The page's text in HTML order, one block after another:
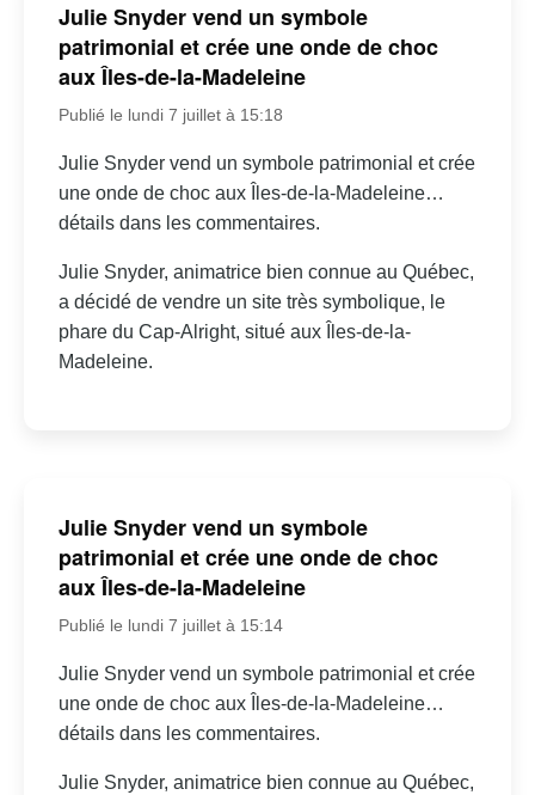
Julie Snyder vend un symbole
patrimonial et crée une onde de choc
aux Îles-de-la-Madeleine
Publié le lundi 7 juillet à 15:18
Julie Snyder vend un symbole patrimonial et crée
une onde de choc aux Îles-de-la-Madeleine…
détails dans les commentaires.
Julie Snyder, animatrice bien connue au Québec,
a décidé de vendre un site très symbolique, le
phare du Cap-Alright, situé aux Îles-de-la-
Madeleine.
Julie Snyder vend un symbole
patrimonial et crée une onde de choc
aux Îles-de-la-Madeleine
Publié le lundi 7 juillet à 15:14
Julie Snyder vend un symbole patrimonial et crée
une onde de choc aux Îles-de-la-Madeleine…
détails dans les commentaires.
Julie Snyder, animatrice bien connue au Québec,